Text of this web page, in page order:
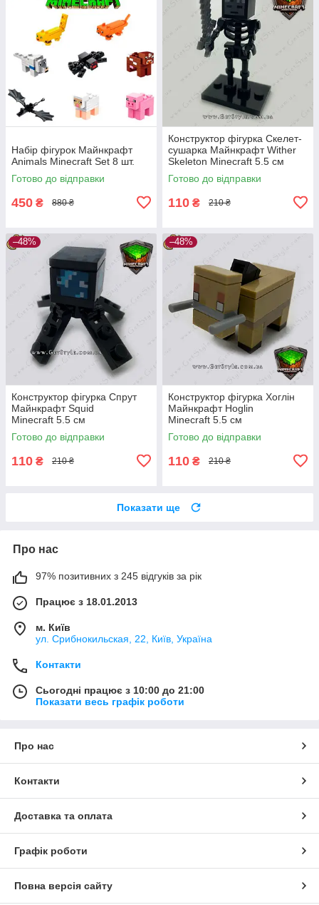
Набір фігурок Майнкрафт
Animals Minecraft Set 8 шт.
Готово до відправки
450 ₴ 880 ₴
Конструктор фігурка Скелет-
сушарка Майнкрафт Wither
Skeleton Minecraft 5.5 см
Готово до відправки
110 ₴ 210 ₴
–48%
Конструктор фігурка Спрут
Майнкрафт Squid
Minecraft 5.5 см
Готово до відправки
110 ₴ 210 ₴
–48%
Конструктор фігурка Хоглін
Майнкрафт Hoglin
Minecraft 5.5 см
Готово до відправки
110 ₴ 210 ₴
Показати ще
Про нас
97% позитивних з 245 відгуків за рік
Працює з 18.01.2013
м. Київ
ул. Срибнокильская, 22, Київ, Україна
Контакти
Сьогодні працює з 10:00 до 21:00
Показати весь графік роботи
Про нас
Контакти
Доставка та оплата
Графік роботи
Повна версія сайту